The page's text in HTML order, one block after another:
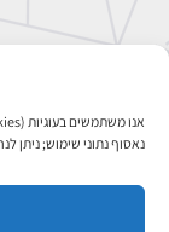
נאסוף נתוני שימוש; ניתן
אבן